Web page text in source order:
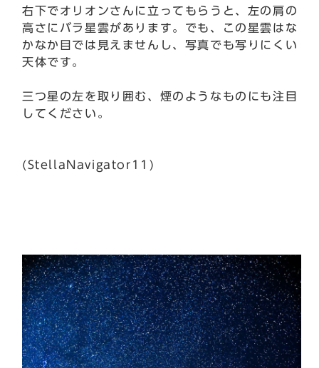
右下でオリオンさんに立ってもらうと、左の肩の
高さにバラ星雲があります。でも、この星雲はな
かなか目では見えませんし、写真でも写りにくい
天体です。
三つ星の左を取り囲む、煙のようなものにも注目
してください。
(StellaNavigator11)